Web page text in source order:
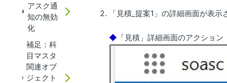
アスク通
知の無効
化
補足：科
目マスタ
関連オブ
ジェクト
「見積_提案1」の詳細画面が表示
◆ 「見積」詳細画面のアクション